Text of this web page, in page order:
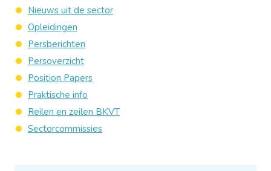
Nieuws uit de sector
Opleidingen
Persberichten
Persoverzicht
Position Papers
Praktische info
Reilen en zeilen BKVT
Sectorcommissies